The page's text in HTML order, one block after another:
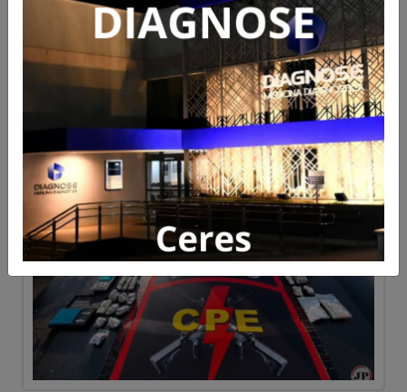
CPE prende suspeito com
grande quantidade de drogas
durante ação em Rialma
Acesse para mais informações
Publicado em 05/08/2026 às 21:12